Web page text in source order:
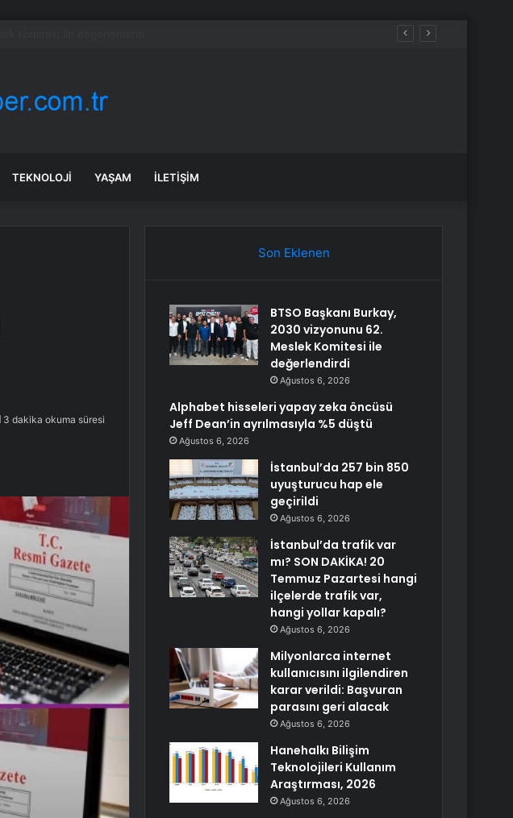
TEKNOLOJI YAŞAM İLETIŞIM
3 dakika okuma süresi
Son Eklenen
BTSO Başkanı Burkay,
2030 vizyonunu 62.
Meslek Komitesi ile
değerlendirdi
Ağustos 6, 2026
Alphabet hisseleri yapay zeka öncüsü
Jeff Dean’in ayrılmasıyla %5 düştü
Ağustos 6, 2026
İstanbul’da 257 bin 850
uyuşturucu hap ele
geçirildi
Ağustos 6, 2026
İstanbul’da trafik var
mı? SON DAKİKA! 20
Temmuz Pazartesi hangi
ilçelerde trafik var,
hangi yollar kapalı?
Ağustos 6, 2026
Milyonlarca internet
kullanıcısını ilgilendiren
karar verildi: Başvuran
parasını geri alacak
Ağustos 6, 2026
Hanehalkı Bilişim
Teknolojileri Kullanım
Araştırması, 2026
Ağustos 6, 2026